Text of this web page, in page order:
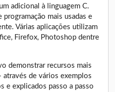
adicional à linguagem C.
programação mais usadas e
Várias aplicações utilizam
Firefox, Photoshop dentre
demonstrar recursos mais
através de vários exemplos
e explicados passo a passo